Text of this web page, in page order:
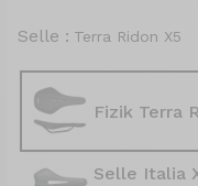
Selle : Terra Ridon X5
Fizik Terra
Selle Italia